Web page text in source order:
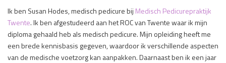
Ik ben Susan Hodes, medisch pedicure bij Medisch Pedicurepraktijk
Twente. Ik ben afgestudeerd aan het ROC van Twente waar ik mijn
diploma gehaald heb als medisch pedicure. Mijn opleiding heeft me
een brede kennisbasis gegeven, waardoor ik verschillende aspecten
van de medische voetzorg kan aanpakken. Daarnaast ben ik een jaar